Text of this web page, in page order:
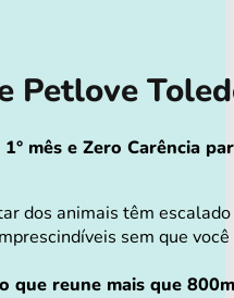
Petlove
mês e Zero Carência
dos animais têm
sem que
que reune mais que